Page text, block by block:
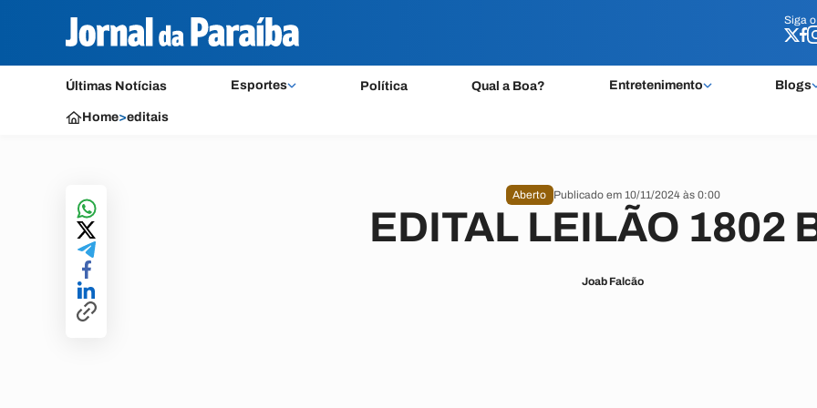
Siga o
Últimas Notícias Esportes Política Qual a Boa? Entretenimento Blogs
Siga o
Home>editais
Aberto Publicado em 10/11/2024 às 0:00
EDITAL LEILÃO 1802
Joab Falcão